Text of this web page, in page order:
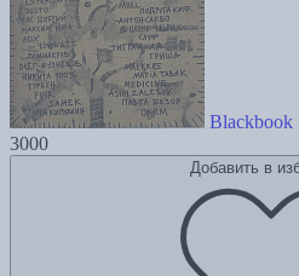
Blackbook
3000
Добавить в